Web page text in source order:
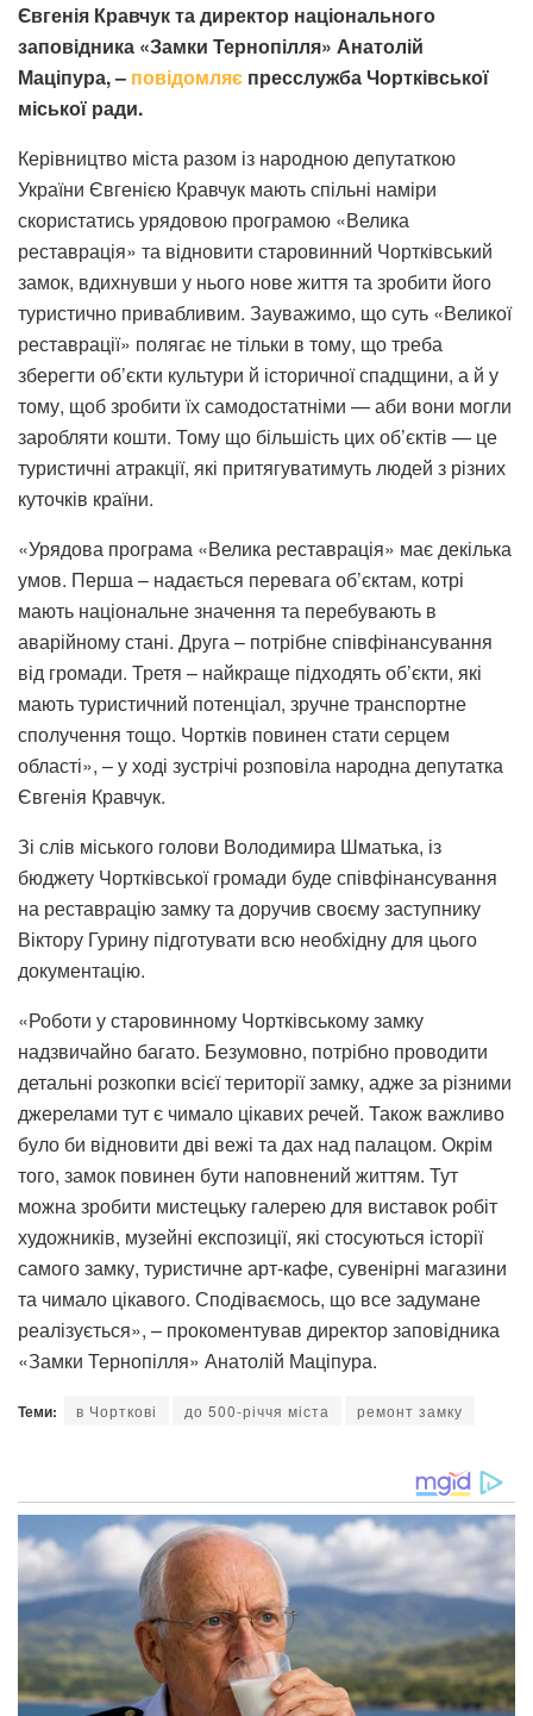
Євгенія Кравчук та директор національного
заповідника «Замки Тернопілля» Анатолій
Маціпура, – повідомляє пресслужба Чортківської
міської ради.
Керівництво міста разом із народною депутаткою
України Євгенією Кравчук мають спільні наміри
скористатись урядовою програмою «Велика
реставрація» та відновити старовинний Чортківський
замок, вдихнувши у нього нове життя та зробити його
туристично привабливим. Зауважимо, що суть «Великої
реставрації» полягає не тільки в тому, що треба
зберегти об’єкти культури й історичної спадщини, а й у
тому, щоб зробити їх самодостатніми — аби вони могли
заробляти кошти. Тому що більшість цих об’єктів — це
туристичні атракції, які притягуватимуть людей з різних
куточків країни.
«Урядова програма «Велика реставрація» має декілька
умов. Перша – надається перевага об’єктам, котрі
мають національне значення та перебувають в
аварійному стані. Друга – потрібне співфінансування
від громади. Третя – найкраще підходять об’єкти, які
мають туристичний потенціал, зручне транспортне
сполучення тощо. Чортків повинен стати серцем
області», – у ході зустрічі розповіла народна депутатка
Євгенія Кравчук.
Зі слів міського голови Володимира Шматька, із
бюджету Чортківської громади буде співфінансування
на реставрацію замку та доручив своєму заступнику
Віктору Гурину підготувати всю необхідну для цього
документацію.
«Роботи у старовинному Чортківському замку
надзвичайно багато. Безумовно, потрібно проводити
детальні розкопки всієї території замку, адже за різними
джерелами тут є чимало цікавих речей. Також важливо
було би відновити дві вежі та дах над палацом. Окрім
того, замок повинен бути наповнений життям. Тут
можна зробити мистецьку галерею для виставок робіт
художників, музейні експозиції, які стосуються історії
самого замку, туристичне арт-кафе, сувенірні магазини
та чимало цікавого. Сподіваємось, що все задумане
реалізується», – прокоментував директор заповідника
«Замки Тернопілля» Анатолій Маціпура.
Теми: в Чорткові до 500-річчя міста ремонт замку